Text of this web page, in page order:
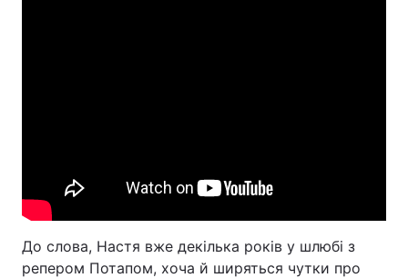
До слова, Настя вже декілька років у шлюбі з
репером Потапом, хоча й ширяться чутки про